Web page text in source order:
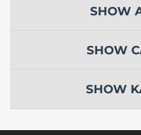
SHOW
SHOW
SHOW